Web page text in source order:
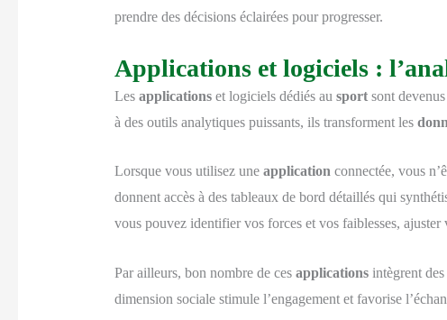
prendre des décisions éclairées pour progresser.
Applications et logiciels :
Les applicationset logiciels dédiés au sportsont devenus
à des outils analytiques puissants, ils transforment les
Lorsque vous utilisez une application connectée, vous
donnent accès à des tableaux de bord détaillés qui
vous pouvez identifier vos forces et vos faiblesses, ajuster
Par ailleurs, bon nombre de ces applicationsintègrent
dimension sociale stimule l’engagement et favorise